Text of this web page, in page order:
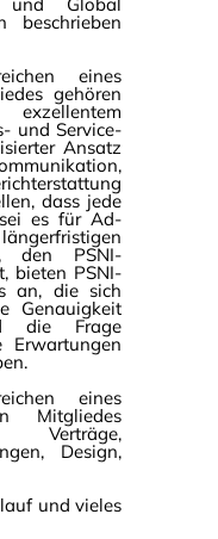
beschrieben
eines
gehören
und Service-
Ansatz
dass jede
sei es für Ad-
den PSNI-
bieten PSNI-
an, die sich
Genauigkeit
die Frage
Erwartungen
eines
Mitgliedes
Verträge,
Design,
und vieles